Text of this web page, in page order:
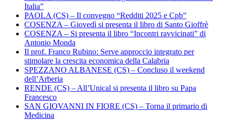
Italia”
PAOLA (CS) – Il convegno “Redditi 2025 e Cpb”
COSENZA – Giovedì si presenta il libro di Santo Gioffrè
COSENZA – Si presenta il libro “Incontri ravvicinati” di
Antonio Monda
Il prof. Franco Rubino: Serve approccio integrato per
stimolare la crescita economica della Calabria
SPEZZANO ALBANESE (CS) – Concluso il weekend
dell’Arberia
RENDE (CS) – All’Unical si presenta il libro su Papa
Francesco
SAN GIOVANNI IN FIORE (CS) – Torna il primario di
Medicina